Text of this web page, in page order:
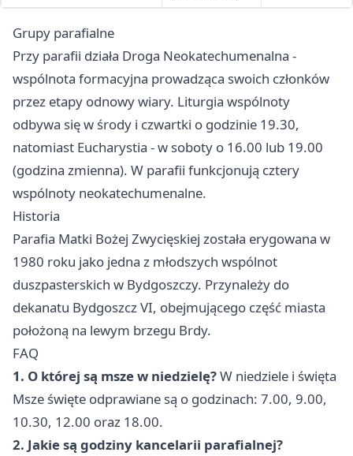
Grupy parafialne
Przy parafii działa Droga Neokatechumenalna -
wspólnota formacyjna prowadząca swoich członków
przez etapy odnowy wiary. Liturgia wspólnoty
odbywa się w środy i czwartki o godzinie 19.30,
natomiast Eucharystia - w soboty o 16.00 lub 19.00
(godzina zmienna). W parafii funkcjonują cztery
wspólnoty neokatechumenalne.
Historia
Parafia Matki Bożej Zwycięskiej została erygowana w
1980 roku jako jedna z młodszych wspólnot
duszpasterskich w Bydgoszczy. Przynależy do
dekanatu Bydgoszcz VI, obejmującego część miasta
położoną na lewym brzegu Brdy.
FAQ
1. O której są msze w niedzielę?W niedziele i święta
Msze święte odprawiane są o godzinach: 7.00, 9.00,
10.30, 12.00 oraz 18.00.
2. Jakie są godziny kancelarii parafialnej?